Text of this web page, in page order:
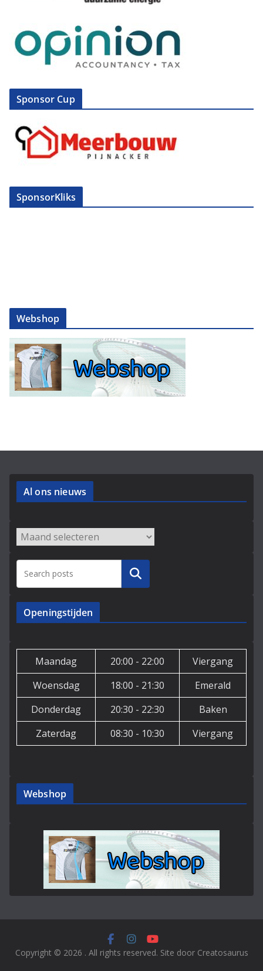
Sponsor Cup
SponsorKliks
Webshop
Al ons nieuws
Archieven
Zoeken
Openingstijden
Maandag 20:00 - 22:00
Viergang
Woensdag
18:00 - 21:30
Emerald
Donderdag
20:30 - 22:30
Baken
Zaterdag
08:30 - 10:30 Viergang
Webshop
Copyright © 2026 . All rights reserved. Site door Creatosaurus